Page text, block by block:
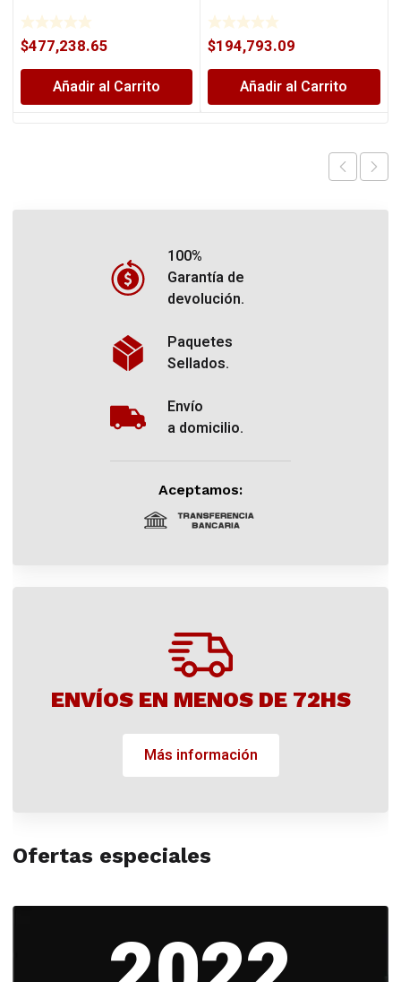
$477,238.65
Añadir al Carrito
$194,793.09
Añadir al Carrito
100%
Garantía de
devolución.
Paquetes
Sellados.
Envío
a domicilio.
Aceptamos:
ENVÍOS EN MENOS DE 72HS
Más información
Ofertas especiales